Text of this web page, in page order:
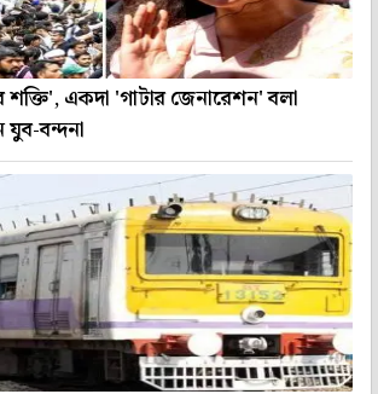
একদা 'গাটার জেনারেশন' বলা
বন্দনা